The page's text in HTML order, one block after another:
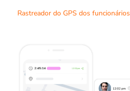
Rastreador do GPS dos funcionários